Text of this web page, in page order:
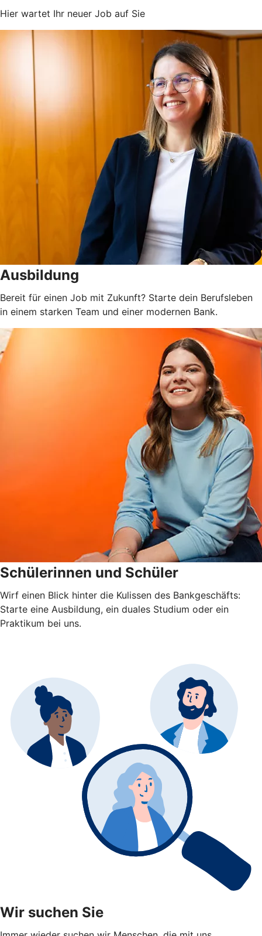
Hier wartet Ihr neuer Job auf Sie
Ausbildung
Bereit für einen Job mit Zukunft? Starte dein Berufsleben
in einem starken Team und einer modernen Bank.
Schülerinnen und Schüler
Wirf einen Blick hinter die Kulissen des Bankgeschäfts:
Starte eine Ausbildung, ein duales Studium oder ein
Praktikum bei uns.
Wir suchen Sie